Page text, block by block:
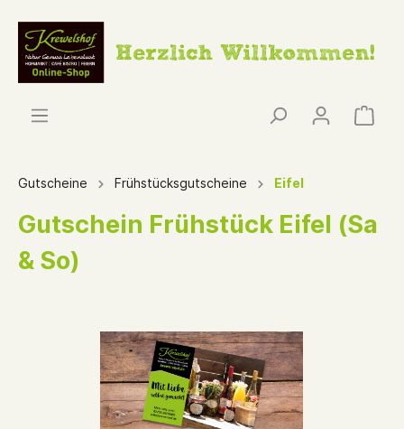
Gutscheine Frühstücksgutscheine Eifel
Gutschein Frühstück Eifel (Sa
& So)